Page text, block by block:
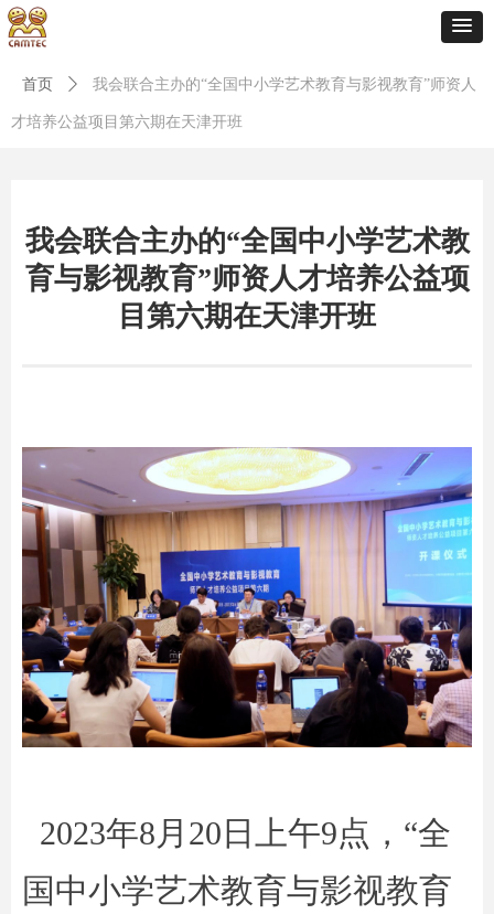
我会联合主办的“全国中小学艺术教
育与影视教育”师资人才培养公益项
目第六期在天津开班
2023年8 月20日上午9点，“全
国中小学艺术教育与影视教育
首页 ꄲ 我会联合主办的“全国中小学艺术教育与影视教育”师资人
才培养公益项目第六期在天津开班